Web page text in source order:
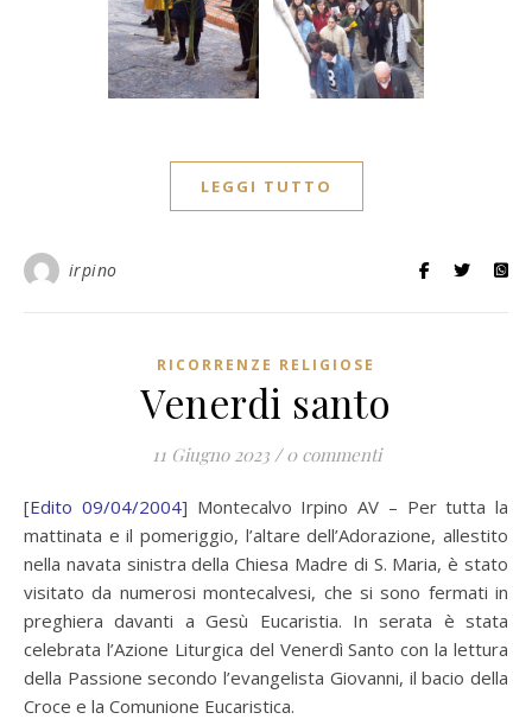
LEGGI TUTTO
irpino
RICORRENZE RELIGIOSE
Venerdi santo
11 Giugno 2023 / 0 commenti
[ Edito 09/04/2004] Montecalvo Irpino AV – Per tutta la
mattinata e il pomeriggio, l’altare dell’Adorazione, allestito
nella navata sinistra della Chiesa Madre di S. Maria, è stato
visitato da numerosi montecalvesi, che si sono fermati in
preghiera davanti a Gesù Eucaristia. In serata è stata
celebrata l’Azione Liturgica del Venerdì Santo con la lettura
della Passione secondo l’evangelista Giovanni, il bacio della
Croce e la Comunione Eucaristica.